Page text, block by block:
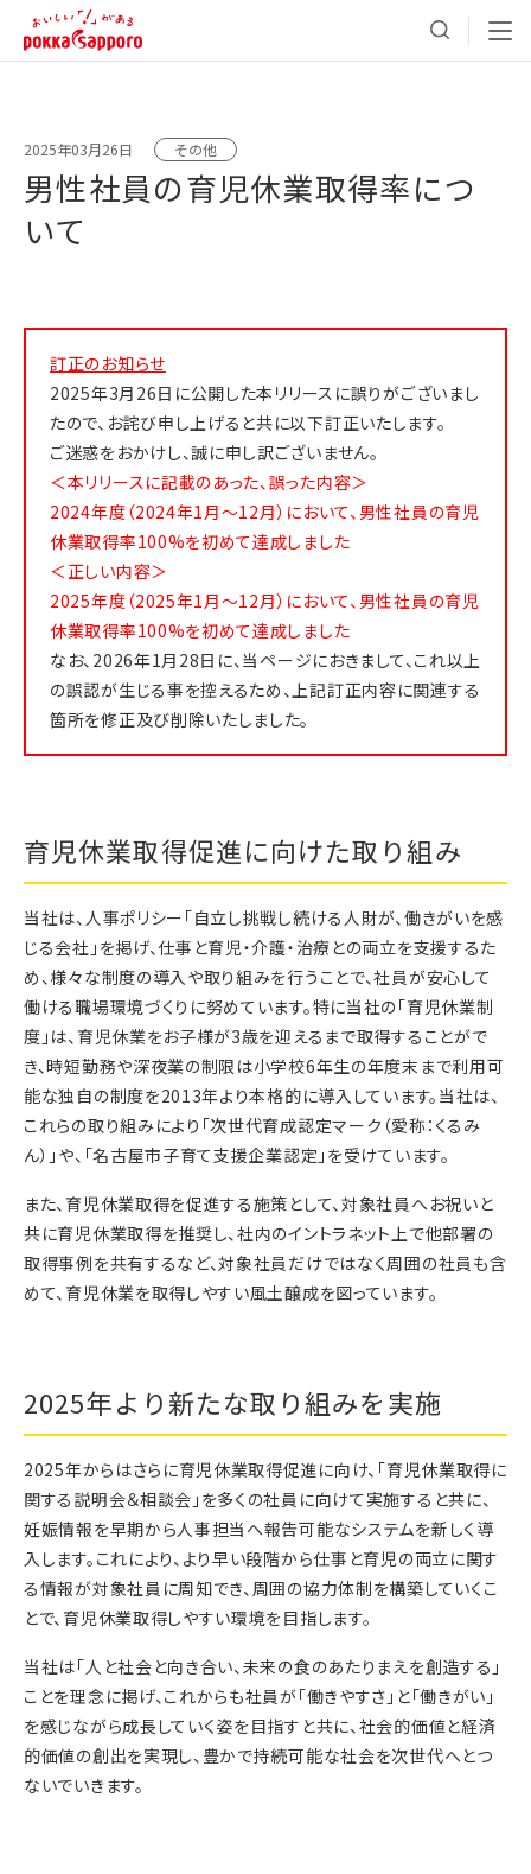
2025年03月26日 その他
男性社員の育児休業取得率につ
いて
訂正のお知らせ
2025年3月26日に公開した本リリースに誤りがございまし
たので、お詫び申し上げると共に以下訂正いたします。
ご迷惑をおかけし、誠に申し訳ございません。
＜本リリースに記載のあった、誤った内容＞
2024年度（2024年1月～12月）において、男性社員の育児
休業取得率100%を初めて達成しました
＜正しい内容＞
2025年度（2025年1月～12月）において、男性社員の育児
休業取得率100%を初めて達成しました
なお、2026年1月28日に、当ページにおきまして、これ以上
の誤認が生じる事を控えるため、上記訂正内容に関連する
箇所を修正及び削除いたしました。
育児休業取得促進に向けた取り組み
当社は、人事ポリシー「自立し挑戦し続ける人財が、働きがいを感
じる会社」を掲げ、仕事と育児・介護・治療との両立を支援するた
め、様々な制度の導入や取り組みを行うことで、社員が安心して
働ける職場環境づくりに努めています。特に当社の「育児休業制
度」は、育児休業をお子様が3歳を迎えるまで取得することがで
き、時短勤務や深夜業の制限は小学校6年生の年度末まで利用可
能な独自の制度を2013年より本格的に導入しています。当社は、
これらの取り組みにより「次世代育成認定マーク（愛称：くるみ
ん）」や、「名古屋市子育て支援企業認定」を受けています。
また、育児休業取得を促進する施策として、対象社員へお祝いと
共に育児休業取得を推奨し、社内のイントラネット上で他部署の
取得事例を共有するなど、対象社員だけではなく周囲の社員も含
めて、育児休業を取得しやすい風土醸成を図っています。
2025年より新たな取り組みを実施
2025年からはさらに育児休業取得促進に向け、「育児休業取得に
関する説明会＆相談会」を多くの社員に向けて実施すると共に、
妊娠情報を早期から人事担当へ報告可能なシステムを新しく導
入します。これにより、より早い段階から仕事と育児の両立に関す
る情報が対象社員に周知でき、周囲の協力体制を構築していくこ
とで、育児休業取得しやすい環境を目指します。
当社は「人と社会と向き合い、未来の食のあたりまえを創造する」
ことを理念に掲げ、これからも社員が「働きやすさ」と「働きがい」
を感じながら成長していく姿を目指すと共に、社会的価値と経済
的価値の創出を実現し、豊かで持続可能な社会を次世代へとつ
ないでいきます。